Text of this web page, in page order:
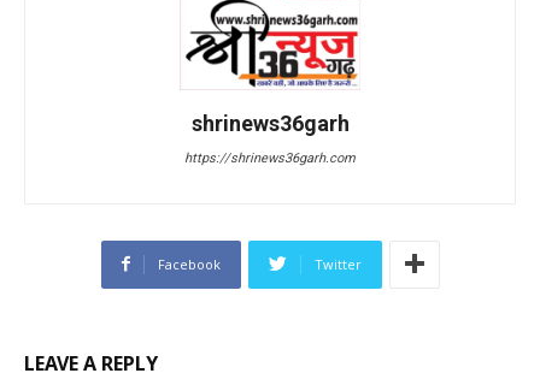
shrinews36garh
https://shrinews36garh.com
Facebook Twitter
LEAVE A REPLY